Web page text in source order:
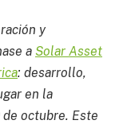
y
a Solar Asset
: desarrollo,
en la
octubre. Este